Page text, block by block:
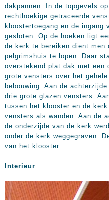
dakpannen. In de topgevels
rechthoekige getraceerde
kloostertoegang en de ingang
gesloten. Op de hoeken ligt
de kerk te bereiken dient men
pelgrimshuis te lopen. Daar
overstekend plat dak met een
grote vensters over het
bebouwing. Aan de
drie grote glazen vensters.
tussen het klooster en de
vensters als wanden. Aan de
de onderzijde van de kerk
onder de kerk weggegraven.
van het klooster.
Interieur